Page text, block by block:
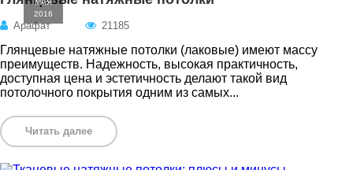
МАЯ
2016
Арафат 21185
Глянцевые натяжные потолки (лаковые) имеют массу
преимуществ. Надежность, высокая практичность,
доступная цена и эстетичность делают такой вид
потолочного покрытия одним из самых...
Читать далее